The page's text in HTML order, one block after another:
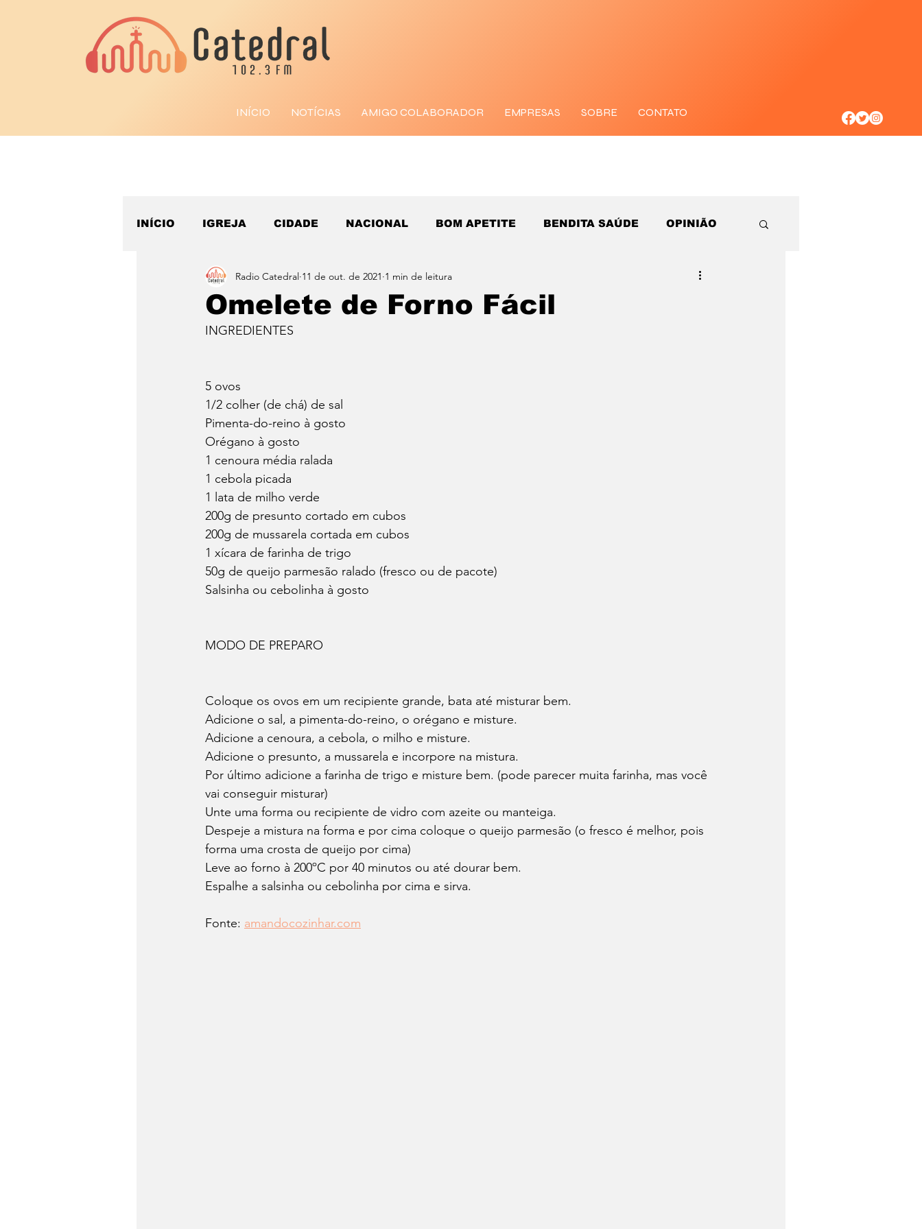
INÍCIO NOTÍCIAS AMIGO COLABORADOR EMPRESAS SOBRE CONTATO
INÍCIO IGREJA CIDADE NACIONAL BOM APETITE BENDITA SAÚDE OPINIÃO
ESPORTE
Omelete de Forno Fácil
Radio Catedral 11 de out. de 2021 1 min de leitura
INGREDIENTES
5 ovos
1/2 colher (de chá) de sal
Pimenta-do-reino à gosto
Orégano à gosto
1 cenoura média ralada
1 cebola picada
1 lata de milho verde
200g de presunto cortado em cubos
200g de mussarela cortada em cubos
1 xícara de farinha de trigo
50g de queijo parmesão ralado (fresco ou de pacote)
Salsinha ou cebolinha à gosto
MODO DE PREPARO
Coloque os ovos em um recipiente grande, bata até misturar bem.
Adicione o sal, a pimenta-do-reino, o orégano e misture.
Adicione a cenoura, a cebola, o milho e misture.
Adicione o presunto, a mussarela e incorpore na mistura.
Por último adicione a farinha de trigo e misture bem. (pode parecer muita farinha, mas você
vai conseguir misturar)
Unte uma forma ou recipiente de vidro com azeite ou manteiga.
Despeje a mistura na forma e por cima coloque o queijo parmesão (o fresco é melhor, pois
forma uma crosta de queijo por cima)
Leve ao forno à 200ºC por 40 minutos ou até dourar bem.
Espalhe a salsinha ou cebolinha por cima e sirva.
Fonte: amandocozinhar.com